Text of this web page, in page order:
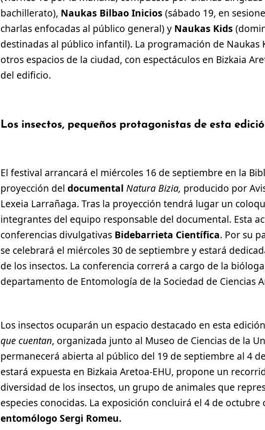
bachillerato), Naukas Bilbao Inicios (sábado 19, en
charlas enfocadas al público general) y Naukas Kids
destinadas al público infantil). La programación de Naukas
otros espacios de la ciudad, con espectáculos en Bizkaia
del edificio.
Los insectos, pequeños protagonistas de esta
El festival arrancará el miércoles 16 de septiembre en la
proyección del documental Natura Bizia, producido por
Lexeia Larrañaga. Tras la proyección tendrá lugar un
integrantes del equipo responsable del documental. Esta
conferencias divulgativas Bidebarrieta Científica. Por su
se celebrará el miércoles 30 de septiembre y estará
de los insectos. La conferencia correrá a cargo de la
departamento de Entomología de la Sociedad de Ciencias
Los insectos ocuparán un espacio destacado en esta
que cuentan, organizada junto al Museo de Ciencias de la
permanecerá abierta al público del 19 de septiembre al 4
estará expuesta en Bizkaia Aretoa-EHU, propone un
diversidad de los insectos, un grupo de animales que
especies conocidas. La exposición concluirá el 4 de octubre
entomólogo Sergi Romeu.